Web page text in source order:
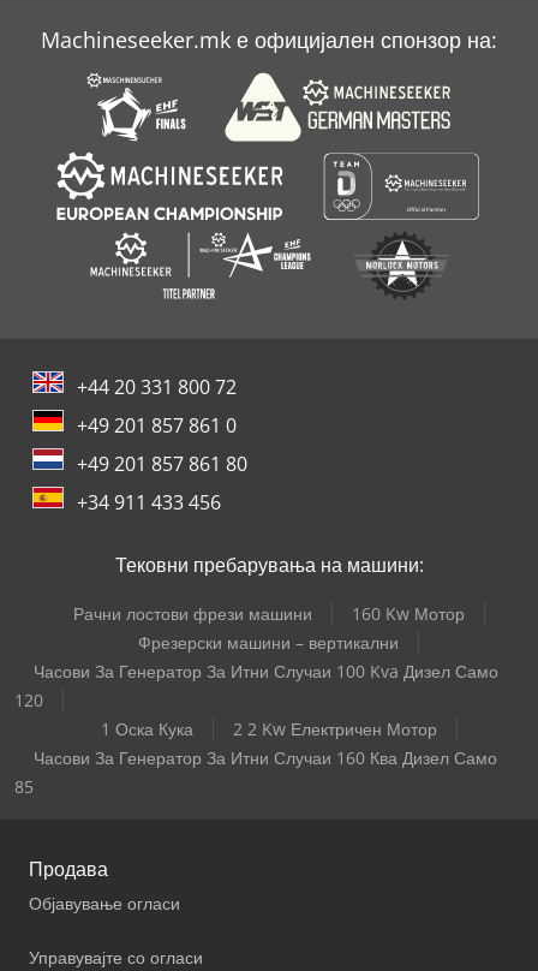
Пријавете Се
Северна Клима Сала За Греење
Machineseeker.mk е официјален спонзор на:
+44 20 331 800 72
+49 201 857 861 0
+49 201 857 861 80
+34 911 433 456
Тековни пребарувања на машини:
Рачни лостови фрези машини
160 Kw Мотор
Фрезерски машини – вертикални
Часови За Генератор За Итни Случаи 100 Kva Дизел Само
120
1 Оска Кука
2 2 Kw Електричен Мотор
Часови За Генератор За Итни Случаи 160 Ква Дизел Само
85
Продава
Објавување огласи
Управувајте со огласи